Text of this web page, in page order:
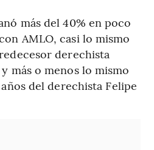
más del 40% en poco
AMLO, casi lo mismo
derechista
más o menos lo mismo
del derechista Felipe